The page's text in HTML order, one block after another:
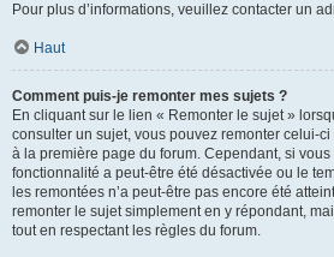
Pour plus d’informations, veuillez contacter un
Haut
Comment puis-je remonter mes sujets ?
En cliquant sur le lien « Remonter le sujet »
consulter un sujet, vous pouvez remonter celui-
à la première page du forum. Cependant, si
fonctionnalité a peut-être été désactivée ou le
les remontées n’a peut-être pas encore été
remonter le sujet simplement en y répondant,
tout en respectant les règles du forum.